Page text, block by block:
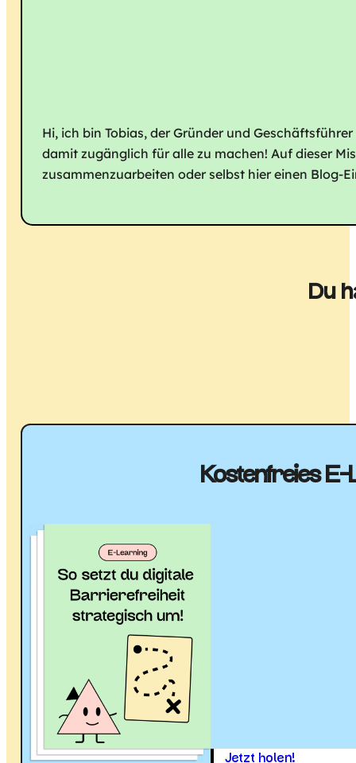
Hi, ich bin Tobias, der Gründer und
damit zugänglich für alle zu machen! Auf dieser
zusammenzuarbeiten oder selbst hier einen Blog-
Du
Kostenfreies
Jetzt holen!